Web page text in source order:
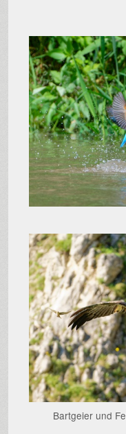
Bartgeier und